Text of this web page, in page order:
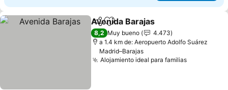
CompartirAgregar a favoritos
Avenida Barajas
8,2 Muy bueno
4.473
a 1.4 km de: Aeropuerto Adolfo Suárez
Madrid–Barajas
Alojamiento ideal para familias